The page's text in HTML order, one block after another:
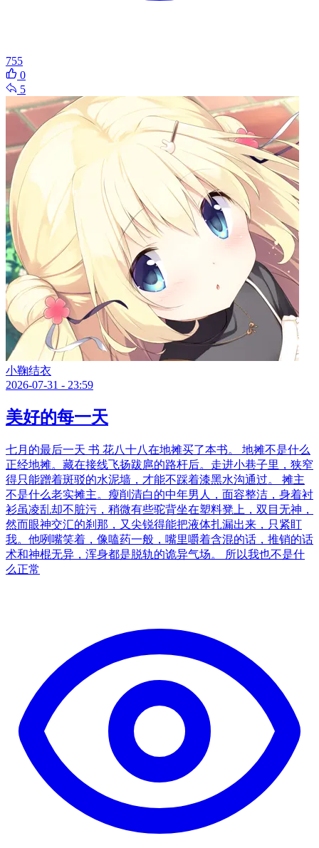
755
0
5
小鞠结衣
2026-07-31 - 23:59
美好的每一天
七月的最后一天 书 花八十八在地摊买了本书。 地摊不是什么
正经地摊。藏在接线飞扬跋扈的路杆后。走进小巷子里，狭窄
得只能蹭着斑驳的水泥墙，才能不踩着漆黑水沟通过。 摊主
不是什么老实摊主。瘦削清白的中年男人，面容整洁，身着衬
衫虽凌乱却不脏污，稍微有些驼背坐在塑料凳上，双目无神，
然而眼神交汇的刹那，又尖锐得能把液体扎漏出来，只紧盯
我。他咧嘴笑着，像嗑药一般，嘴里嚼着含混的话，推销的话
术和神棍无异，浑身都是脱轨的诡异气场。 所以我也不是什
么正常